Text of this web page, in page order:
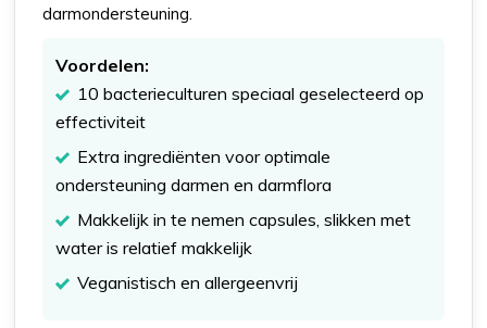
darmondersteuning.
Voordelen:
10 bacterieculturen speciaal geselecteerd op
effectiviteit
Extra ingrediënten voor optimale
ondersteuning darmen en darmflora
Makkelijk in te nemen capsules, slikken met
water is relatief makkelijk
Veganistisch en allergeenvrij